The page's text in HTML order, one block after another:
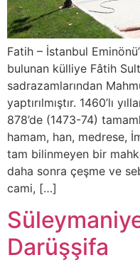
Fatih – İstanbul
bulunan külliye Fâtih
sadrazamlarından
yaptırılmıştır. 1460’lı
878’de (1473-74)
hamam, han, medrese,
tam bilinmeyen bir
daha sonra çeşme ve
cami, […]
Darüşşifa